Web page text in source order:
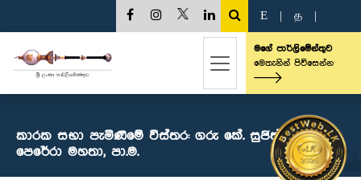
E த
මගේ පාර්ලිමේන්තුව
මෙතැනින් පිවිසෙන්න
කාරක සභා පැමිණීමේ විස්තර: ගරු කේ. සුජිත් සංජය
පෙරේරා මහතා, පා.ම.